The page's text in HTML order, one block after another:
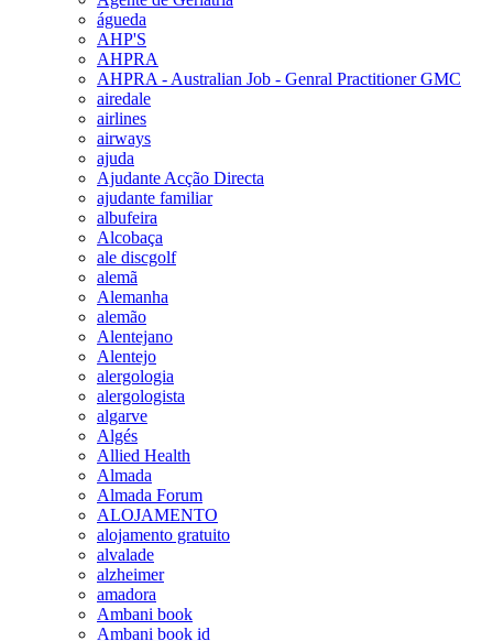
águeda
AHP'S
AHPRA
AHPRA - Australian Job - Genral Practitioner GMC
airedale
airlines
airways
ajuda
Ajudante Acção Directa
ajudante familiar
albufeira
Alcobaça
ale discgolf
alemã
Alemanha
alemão
Alentejano
Alentejo
alergologia
alergologista
algarve
Algés
Allied Health
Almada
Almada Forum
ALOJAMENTO
alojamento gratuito
alvalade
alzheimer
amadora
Ambani book
Ambani book id